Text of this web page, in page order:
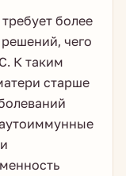
более
чего
К таким
старше